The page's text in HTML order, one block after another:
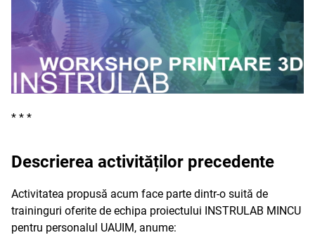
* * *
Descrierea activităților precedente
Activitatea propusă acum face parte dintr-o suită de
traininguri oferite de echipa proiectului INSTRULAB MINCU
pentru personalul UAUIM, anume: